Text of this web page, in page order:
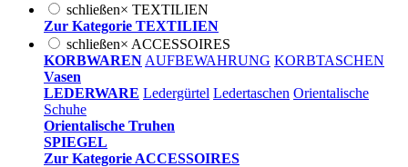
schließen× TEXTILIEN
Zur Kategorie TEXTILIEN
schließen× ACCESSOIRES
KORBWAREN AUFBEWAHRUNG KORBTASCHEN
Vasen
LEDERWARE Ledergürtel Ledertaschen Orientalische
Schuhe
Orientalische Truhen
SPIEGEL
Zur Kategorie ACCESSOIRES